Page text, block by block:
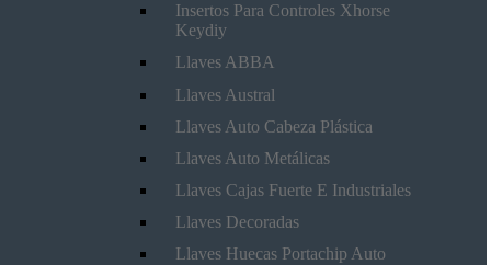
Insertos Para Controles Xhorse
Keydiy
Llaves ABBA
Llaves Austral
Llaves Auto Cabeza Plástica
Llaves Auto Metálicas
Llaves Cajas Fuerte E Industriales
Llaves Decoradas
Llaves Huecas Portachip Auto